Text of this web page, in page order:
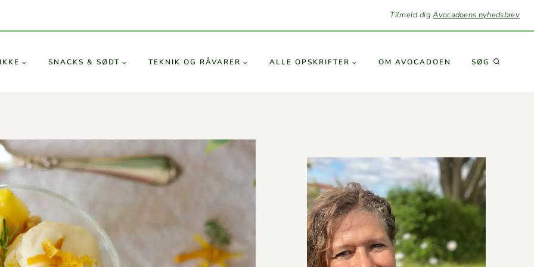
Tilmeld digAvocadoens nyhedsbrev
SNACKS & SØDT TEKNIK OG RÅVARER ALLE OPSKRIFTER OM AVO­CA­DOEN SØG